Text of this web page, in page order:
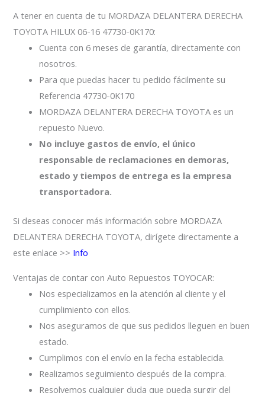
A tener en cuenta de tu MORDAZA DELANTERA DERECHA
TOYOTA HILUX 06-16 47730-0K170:
Cuenta con 6 meses de garantía, directamente con
nosotros.
Para que puedas hacer tu pedido fácilmente su
Referencia 47730-0K170
MORDAZA DELANTERA DERECHA TOYOTA es un
repuesto Nuevo.
No incluye gastos de envío, el único
responsable de reclamaciones en demoras,
estado y tiempos de entrega es la empresa
transportadora.
Si deseas conocer más información sobre MORDAZA
DELANTERA DERECHA TOYOTA, dirígete directamente a
este enlace >> Info
Ventajas de contar con Auto Repuestos TOYOCAR:
Nos especializamos en la atención al cliente y el
cumplimiento con ellos.
Nos aseguramos de que sus pedidos lleguen en buen
estado.
Cumplimos con el envío en la fecha establecida.
Realizamos seguimiento después de la compra.
Resolvemos cualquier duda que pueda surgir del